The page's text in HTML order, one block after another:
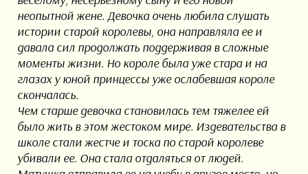
неопытной жене. Девочка очень любила слушать
истории старой королевы, она направляла ее и
давала сил продолжать поддерживая в сложные
моменты жизни. Но короле была уже стара и на
глазах у юной принцессы уже ослабевшая короле
скончалась.
Чем старше девочка становилась тем тяжелее ей
было жить в этом жестоком мире. Издевательства в
школе стали жестче и тоска по старой королеве
убивали ее. Она стала отдаляться от людей.